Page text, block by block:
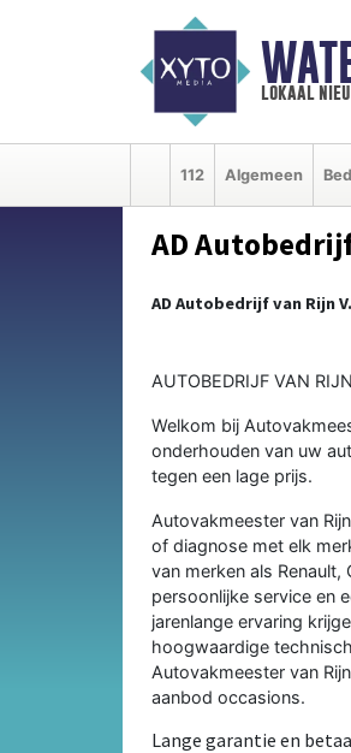
lokaal
112 Algemeen
AD
AD Autobedrijf van Rijn
AUTOBEDRIJF VAN
Welkom bij
onderhouden van uw
tegen een lage prijs.
Autovakmeester van
of diagnose met elk
van merken als
persoonlijke service en
jarenlange ervaring
hoogwaardige
Autovakmeester van
aanbod occasions.
Lange garantie en